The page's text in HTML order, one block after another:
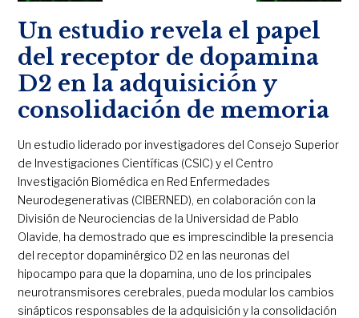
Un estudio revela el papel
del receptor de dopamina
D2 en la adquisición y
consolidación de memoria
Un estudio liderado por investigadores del Consejo Superior
de Investigaciones Científicas (CSIC) y el Centro
Investigación Biomédica en Red Enfermedades
Neurodegenerativas (CIBERNED), en colaboración con la
División de Neurociencias de la Universidad de Pablo
Olavide, ha demostrado que es imprescindible la presencia
del receptor dopaminérgico D2 en las neuronas del
hipocampo para que la dopamina, uno de los principales
neurotransmisores cerebrales, pueda modular los cambios
sinápticos responsables de la adquisición y la consolidación